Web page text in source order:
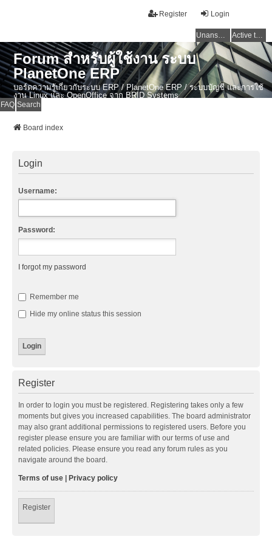
Login
Register
Unanswered topics Active topics
Forum สำหรับผู้ใช้งาน ระบบ
PlanetOne ERP
บอร์ดความรู้เกี่ยวกับระบบ ERP / PlanetOne ERP / ระบบบัญชี และการใช้
งาน Linux และ OpenOffice จาก BRID Systems
FAQ Search
Board index
Login
Username:
Password:
I forgot my password
Remember me
Hide my online status this session
Register
In order to login you must be registered. Registering takes only a few
moments but gives you increased capabilities. The board administrator
may also grant additional permissions to registered users. Before you
register please ensure you are familiar with our terms of use and
related policies. Please ensure you read any forum rules as you
navigate around the board.
Terms of use | Privacy policy
Register